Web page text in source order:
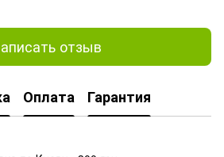
отзыв
Оплата Гарантия